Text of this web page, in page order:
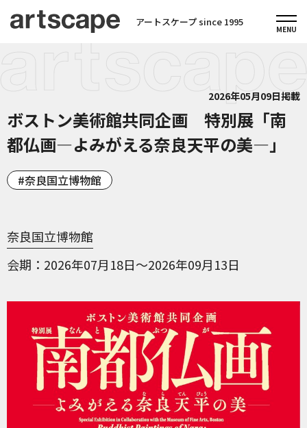
アートスケープ since 1995
2026年05月09日掲載
ボストン美術館共同企画 特別展「南
都仏画―よみがえる奈良天平の美―」
奈良国立博物館
奈良国立博物館
会期
2026年07月18日～2026年09月13日